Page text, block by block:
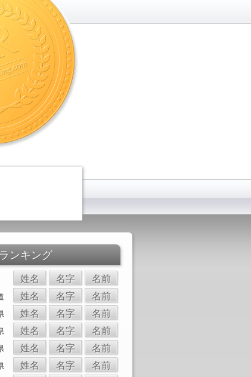
ンキング
姓名 名字 名前
姓名 名字 名前
姓名 名字 名前
姓名 名字 名前
姓名 名字 名前
姓名 名字 名前